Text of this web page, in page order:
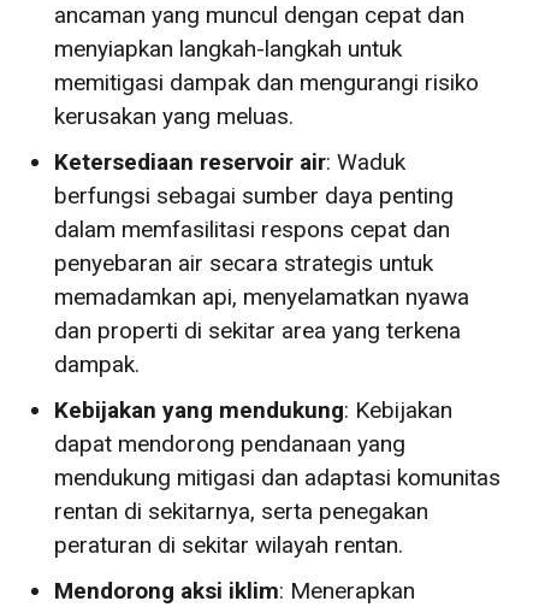
ancaman yang muncul dengan cepat dan
menyiapkan langkah-langkah untuk
memitigasi dampak dan mengurangi risiko
kerusakan yang meluas.
Ketersediaan reservoir air: Waduk
berfungsi sebagai sumber daya penting
dalam memfasilitasi respons cepat dan
penyebaran air secara strategis untuk
memadamkan api, menyelamatkan nyawa
dan properti di sekitar area yang terkena
dampak.
Kebijakan yang mendukung: Kebijakan
dapat mendorong pendanaan yang
mendukung mitigasi dan adaptasi komunitas
rentan di sekitarnya, serta penegakan
peraturan di sekitar wilayah rentan.
Mendorong aksi iklim: Menerapkan